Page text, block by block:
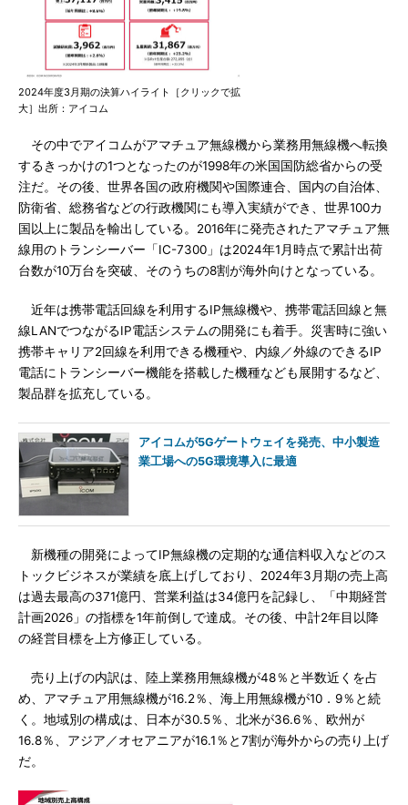
2024年度3月期の決算ハイライト［クリックで拡
大］出所：アイコム
その中でアイコムがアマチュア無線機から業務用無線機へ転換
するきっかけの1つとなったのが1998年の米国国防総省からの受
注だ。その後、世界各国の政府機関や国際連合、国内の自治体、
防衛省、総務省などの行政機関にも導入実績ができ、世界100カ
国以上に製品を輸出している。2016年に発売されたアマチュア無
線用のトランシーバー「IC-7300」は2024年1月時点で累計出荷
台数が10万台を突破、そのうちの8割が海外向けとなっている。
近年は携帯電話回線を利用するIP無線機や、携帯電話回線と無
線LANでつながるIP電話システムの開発にも着手。災害時に強い
携帯キャリア2回線を利用できる機種や、内線／外線のできるIP
電話にトランシーバー機能を搭載した機種なども展開するなど、
製品群を拡充している。
アイコムが5Gゲートウェイを発売、中小製造
業工場への5G環境導入に最適
新機種の開発によってIP無線機の定期的な通信料収入などのス
トックビジネスが業績を底上げしており、2024年3月期の売上高
は過去最高の371億円、営業利益は34億円を記録し、「中期経営
計画2026」の指標を1年前倒しで達成。その後、中計2年目以降
の経営目標を上方修正している。
売り上げの内訳は、陸上業務用無線機が48％と半数近くを占
め、アマチュア用無線機が16.2％、海上用無線機が10．9％と続
く。地域別の構成は、日本が30.5％、北米が36.6％、欧州が
16.8％、アジア／オセアニアが16.1％と7割が海外からの売り上げ
だ。